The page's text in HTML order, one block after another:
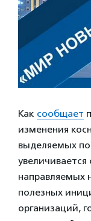
Как сообщает
изменения
выделяемых
направляемых
полезных
организаций,